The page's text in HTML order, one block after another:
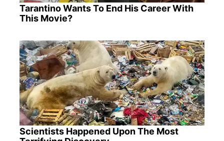
Tarantino Wants To End His Career With
This Movie?
Scientists Happened Upon The Most